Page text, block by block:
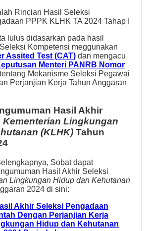
Rincian Hasil Seleksi
PPPK KLHK TA 2024 Tahap I
lulus didasarkan pada hasil
Kompetensi meggunakan
Assited Test (CAT) dan mengacu
Menteri PANRB Nomor
tentang Mekanisme Seleksi Pegawai
Perjanjian Kerja Tahun Anggaran
Hasil Akhir
Kementerian Lingkungan
(KLHK) Tahun
Sobat dapat
Hasil Akhir Seleksi
Lingkungan Hidup dan Kehutanan
2024 di sini:
Akhir Seleksi Pengadaan
Dengan Perjanjian Kerja
Hidup dan Kehutanan